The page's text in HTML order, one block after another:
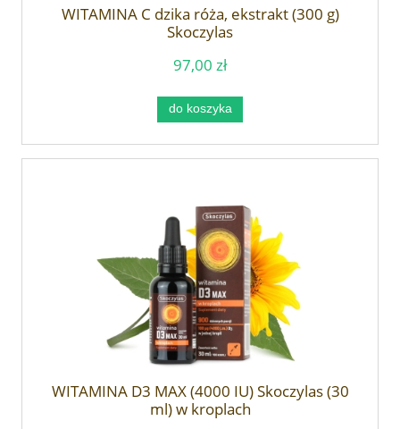
WITAMINA C dzika róża, ekstrakt (300 g)
Skoczylas
97,00 zł
do koszyka
WITAMINA D3 MAX (4000 IU) Skoczylas (30
ml) w kroplach